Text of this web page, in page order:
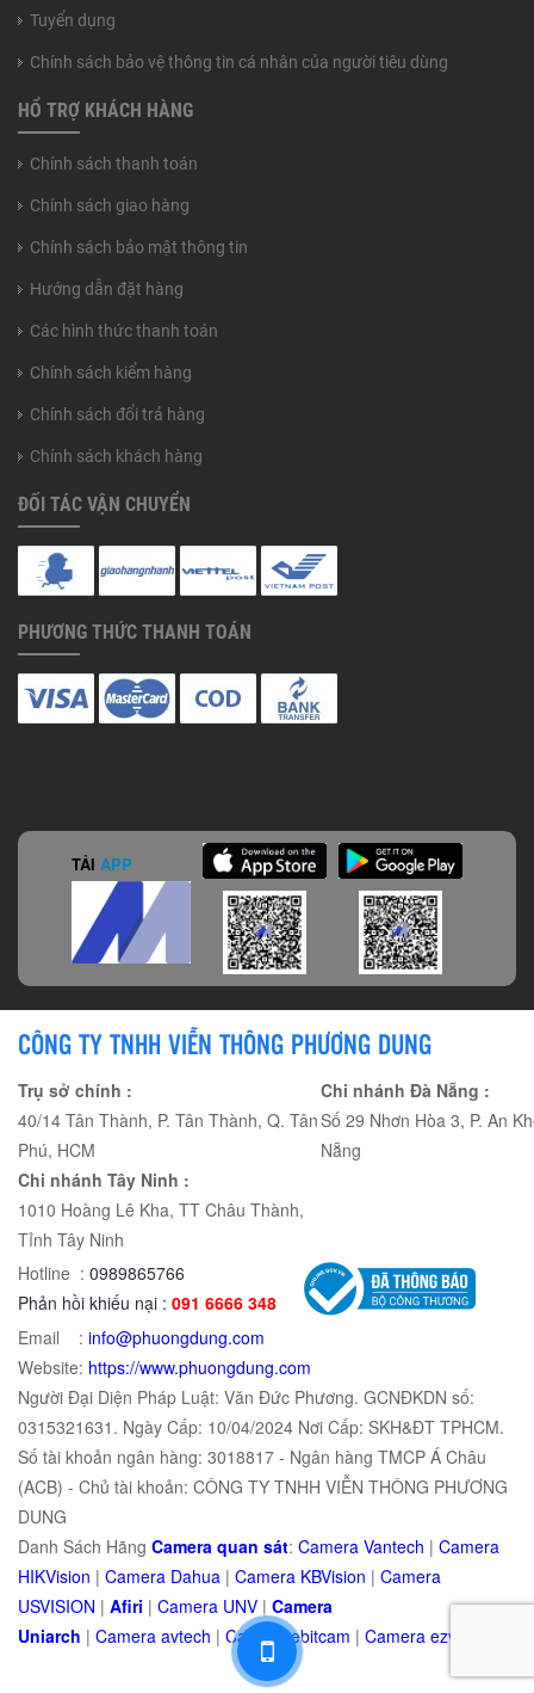
Tuyển dụng
Chính sách bảo vệ thông tin cá nhân của người tiêu dùng
HỔ TRỢ KHÁCH HÀNG
Chính sách thanh toán
Chính sách giao hàng
Chính sách bảo mật thông tin
Hướng dẫn đặt hàng
Các hình thức thanh toán
Chính sách kiểm hàng
Chính sách đổi trả hàng
Chính sách khách hàng
ĐỐI TÁC VẬN CHUYỂN
PHƯƠNG THỨC THANH TOÁN
TẢI APP
CÔNG TY TNHH VIỄN THÔNG PHƯƠNG DUNG
Trụ sở chính :
40/14 Tân Thành, P. Tân Thành, Q. Tân
Phú, HCM
Chi nhánh Đà Nẵng :
Số 29 Nhơn Hòa 3, P. An
Nẵng
Chi nhánh Tây Ninh :
1010 Hoàng Lê Kha, TT Châu Thành,
Tỉnh Tây Ninh
Hotline : 0989865766
Phản hồi khiếu nại : 091 6666 348
Email : info@phuongdung.com
Website: https://www.phuongdung.com
Người Đại Diện Pháp Luật: Văn Đức Phương. GCNĐKDN số:
0315321631. Ngày Cấp: 10/04/2024 Nơi Cấp: SKH&ĐT TPHCM.
Số tài khoản ngân hàng: 3018817 - Ngân hàng TMCP Á Châu
(ACB) - Chủ tài khoản: CÔNG TY TNHH VIỄN THÔNG PHƯƠNG
DUNG
Danh Sách Hãng Camera quan sát: Camera Vantech | Camera
HIKVision | Camera Dahua | Camera KBVision | Camera
USVISION | Afiri | Camera UNV | Camera
Uniarch | Camera avtech | Cameraebitcam | Camera ezviz